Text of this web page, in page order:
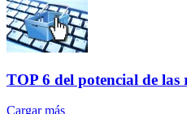
TOP 6 del potencial de las
Cargar más